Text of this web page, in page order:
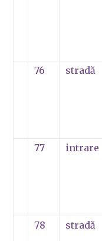
76 stradă
77 intrare
78 stradă